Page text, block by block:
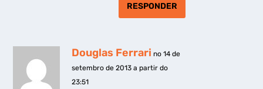
RESPONDER
Douglas Ferrari no 14 de
setembro de 2013 a partir do
23:51